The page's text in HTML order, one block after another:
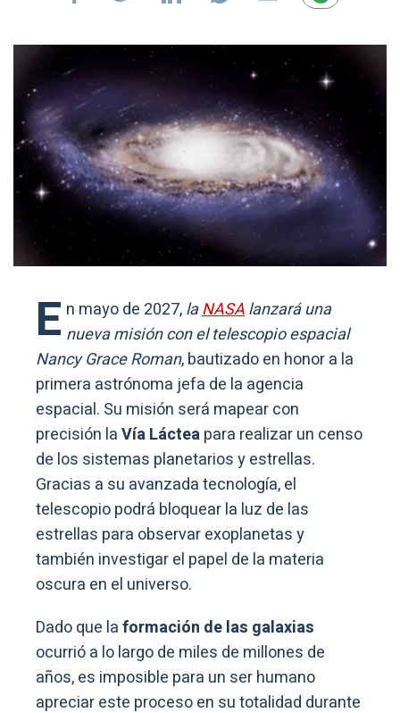
E n mayo de 2027,laNASAlanzará una
nueva misión con el telescopio espacial
Nancy Grace Roman, bautizado en honor a la
primera astrónoma jefa de la agencia
espacial. Su misión será mapear con
precisión laVía Lácteapara realizar un censo
de los sistemas planetarios y estrellas.
Gracias a su avanzada tecnología, el
telescopio podrá bloquear la luz de las
estrellas para observar exoplanetas y
también investigar el papel de la materia
oscura en el universo.
Dado que laformación de las galaxias
ocurrió a lo largo de miles de millones de
años, es imposible para un ser humano
apreciar este proceso en su totalidad durante